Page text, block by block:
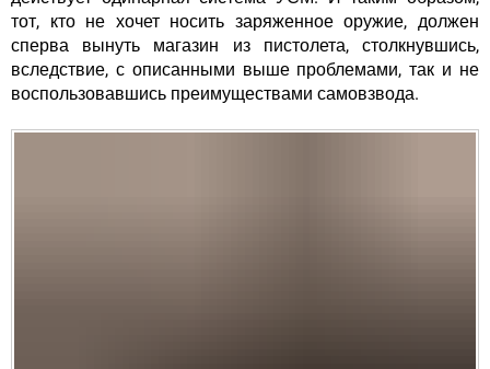
тот, кто не хочет носить заряженное оружие, должен
сперва вынуть магазин из пистолета, столкнувшись,
вследствие, с описанными выше проблемами, так и не
воспользовавшись преимуществами самовзвода.